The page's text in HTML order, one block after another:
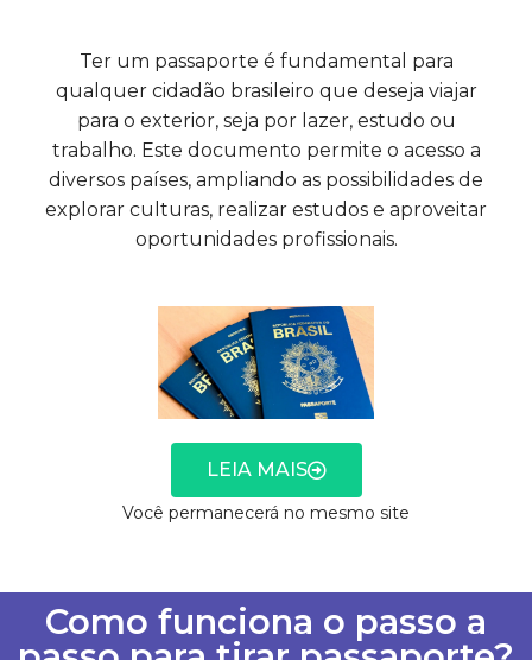
Ter um passaporte é fundamental para
qualquer cidadão brasileiro que deseja viajar
para o exterior, seja por lazer, estudo ou
trabalho. Este documento permite o acesso a
diversos países, ampliando as possibilidades de
explorar culturas, realizar estudos e aproveitar
oportunidades profissionais.
LEIA MAIS
Você permanecerá no mesmo site
Como funciona o passo a